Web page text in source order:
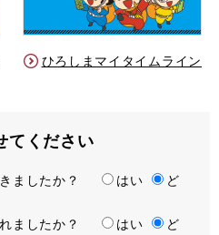
ひろしまマイタイムライン
てください
きましたか？ はい
ど
れましたか？ はい
ど